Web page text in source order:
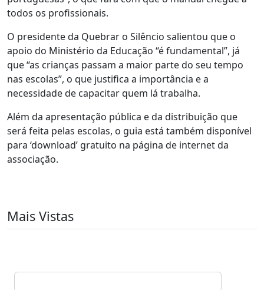
todos os profissionais.
O presidente da Quebrar o Silêncio salientou que o
apoio do Ministério da Educação “é fundamental”, já
que “as crianças passam a maior parte do seu tempo
nas escolas”, o que justifica a importância e a
necessidade de capacitar quem lá trabalha.
Além da apresentação pública e da distribuição que
será feita pelas escolas, o guia está também disponível
para ‘download’ gratuito na página de internet da
associação.
Mais Vistas